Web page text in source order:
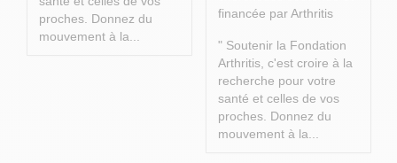
proches. Donnez du
mouvement à la...
financée par Arthritis
" Soutenir la Fondation
Arthritis, c'est croire à la
recherche pour votre
santé et celles de vos
proches. Donnez du
mouvement à la...